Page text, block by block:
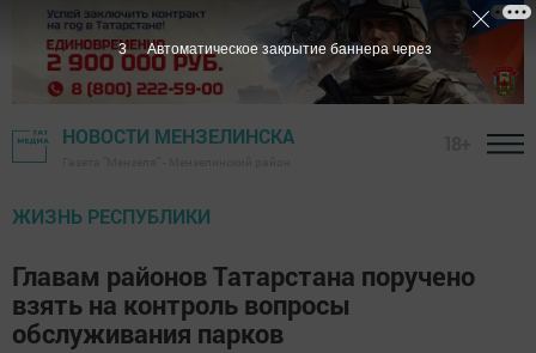
НОВОСТИ МЕНЗЕЛИНСКА
ЖИЗНЬ РЕСПУБЛИКИ
Главам районов Татарстана поручено
взять на контроль вопросы
обслуживания парков
1 Автоматическое закрытие баннера через